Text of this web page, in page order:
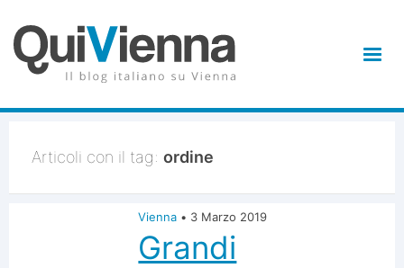
Articoli con il tag: ordine
Vienna • 3 Marzo 2019
Grandi